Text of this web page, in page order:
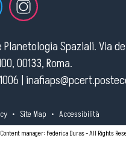
Spaziali. Via
00133, Roma.
|
• Site Map • Accessibilità
manager: Federica Duras - All Rights